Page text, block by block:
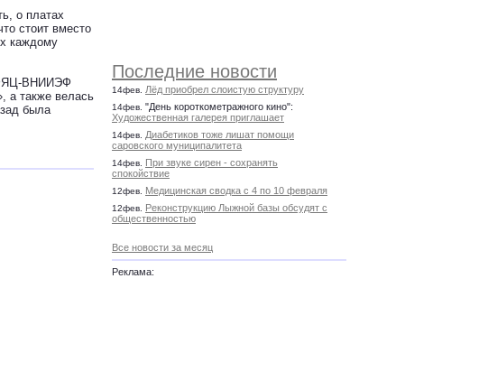
Последние новости
14фев. Лёд приобрел слоистую структуру
14фев. "День короткометражного кино":
Художественная галерея приглашает
14фев.
Диабетиков тоже лишат помощи
саровского муниципалитета
14фев.
При звуке сирен - сохранять
спокойствие
12фев. Медицинская сводка с 4 по 10 февраля
12фев.
Реконструкцию Лыжной базы обсудят с
общественностью
Все новости за месяц
Реклама:
о платах
стоит вместо
каждому
ВНИИЭФ
а также велась
была